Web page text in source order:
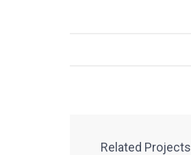
Related Projects